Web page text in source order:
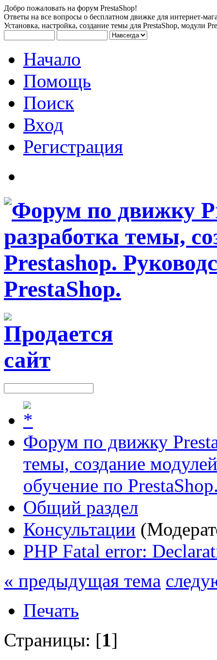
Добро пожаловать на форум PrestaShop!
Ответы на все вопросы о бесплатном движке для интернет-
Установка, настройка, создание темы для PrestaShop, модули
Начало
Помощь
Поиск
Вход
Регистрация
Форум по движку
темы, создание
обучение по
Общий раздел
Консультации
PHP Fatal error:
« предыдущая тема
Печать
Страницы: [1]